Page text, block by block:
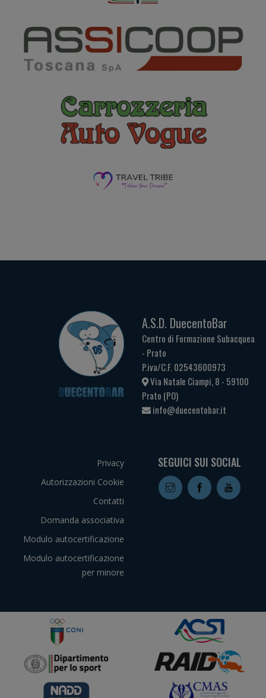
A.S.D. DuecentoBar
Centro di Formazione Subacquea
- Prato
P.iva/C.F. 02543600973
Via Natale Ciampi, 8 - 59100
Prato (PO)
info@duecentobar.it
Privacy
Autorizzazioni Cookie
Contatti
Domanda associativa
Modulo autocertificazione
Modulo autocertificazione
per minore
SEGUICI SUI SOCIAL